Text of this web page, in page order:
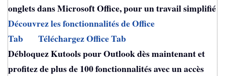
onglets dans Microsoft Office, pour un travail simplifié
Découvrez les fonctionnalités de Office
Tab
Téléchargez Office Tab
Débloquez Kutools pour Outlook dès maintenant et
profitez de plus de 100 fonctionnalités avec un accès